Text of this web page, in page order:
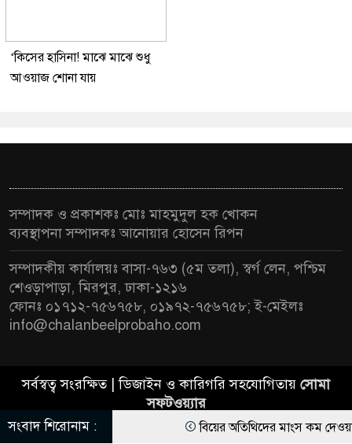
‘কিসের হাসিনা! মাঝে মাঝে শুধু
আওয়াজ শোনা যায়
সম্পাদক ও প্রকাশকঃ মোঃ মাহমুদুল হক খোকন
ব্যবস্থাপনা সম্পাদকঃ আনোয়ার হোসেন রিপন
সম্পাদকীয় কার্যালয়ঃ বাসা-৭৬৩ (৫ম তলা), স্বর্গ লেন, পশ্চিম
শেওড়াপাড়া, মিরপুর, ঢাকা-১২১৬
ফোনঃ ০১৭১২-৭৫৬৭৫৮, ০১৯৭২-৭৫৬৭৫৮; ই-মেইলঃ
info@chalanbeelprobaho.com
সর্বস্বত্ব সংরক্ষিত | ডিজাইন ও কারিগরি সহযোগিতায় সোমা
সফটওয়্যার
সংবাদ শিরোনাম : বিয়ের অতিথিদের মাংস কম